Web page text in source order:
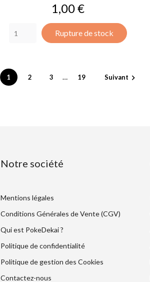
Prix
1,00 €
Rupture de stock
1 2 3 … 19 Suivant 
Notre société
Mentions légales
Conditions Générales de Vente (CGV)
Qui est PokeDekai ?
Politique de confidentialité
Politique de gestion des Cookies
Contactez-nous